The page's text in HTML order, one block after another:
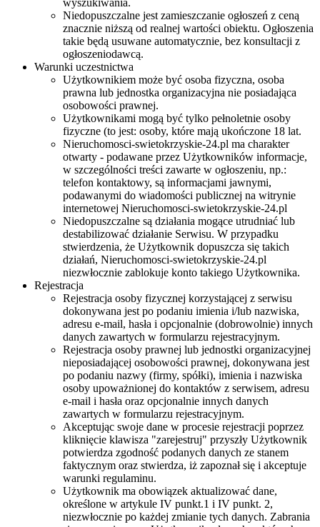
Niedopuszczalne jest zamieszczanie ogłoszeń z ceną
znacznie niższą od realnej wartości obiektu. Ogłoszenia
takie będą usuwane automatycznie, bez konsultacji z
ogłoszeniodawcą.
Warunki uczestnictwa
Użytkownikiem może być osoba fizyczna, osoba
prawna lub jednostka organizacyjna nie posiadająca
osobowości prawnej.
Użytkownikami mogą być tylko pełnoletnie osoby
fizyczne (to jest: osoby, które mają ukończone 18 lat.
Nieruchomosci-swietokrzyskie-24.pl ma charakter
otwarty - podawane przez Użytkowników informacje,
w szczególności treści zawarte w ogłoszeniu, np.:
telefon kontaktowy, są informacjami jawnymi,
podawanymi do wiadomości publicznej na witrynie
internetowej Nieruchomosci-swietokrzyskie-24.pl
Niedopuszczalne są działania mogące utrudniać lub
destabilizować działanie Serwisu. W przypadku
stwierdzenia, że Użytkownik dopuszcza się takich
działań, Nieruchomosci-swietokrzyskie-24.pl
niezwłocznie zablokuje konto takiego Użytkownika.
Rejestracja
Rejestracja osoby fizycznej korzystającej z serwisu
dokonywana jest po podaniu imienia i/lub nazwiska,
adresu e-mail, hasła i opcjonalnie (dobrowolnie) innych
danych zawartych w formularzu rejestracyjnym.
Rejestracja osoby prawnej lub jednostki organizacyjnej
nieposiadającej osobowości prawnej, dokonywana jest
po podaniu nazwy (firmy, spółki), imienia i nazwiska
osoby upoważnionej do kontaktów z serwisem, adresu
e-mail i hasła oraz opcjonalnie innych danych
zawartych w formularzu rejestracyjnym.
Akceptując swoje dane w procesie rejestracji poprzez
kliknięcie klawisza "zarejestruj" przyszły Użytkownik
potwierdza zgodność podanych danych ze stanem
faktycznym oraz stwierdza, iż zapoznał się i akceptuje
warunki regulaminu.
Użytkownik ma obowiązek aktualizować dane,
określone w artykule IV punkt.1 i IV punkt. 2,
niezwłocznie po każdej zmianie tych danych. Zabrania